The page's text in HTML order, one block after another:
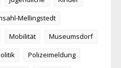
Mellingstedt
Mobilität
Museumsdorf
Polizeimeldung